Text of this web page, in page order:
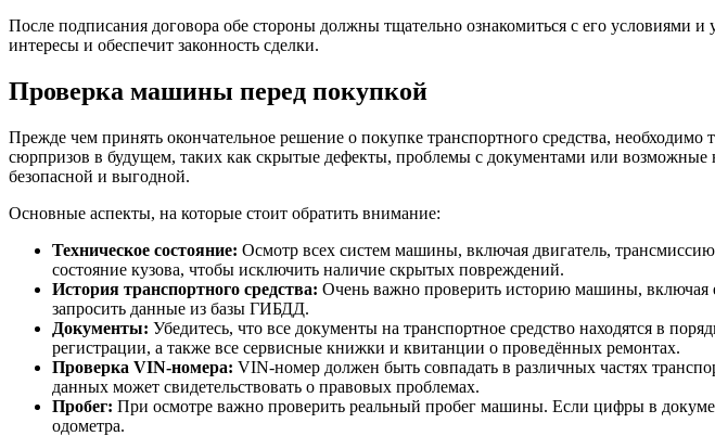
После подписания договора обе стороны должны тщательно ознакомиться с его
интересы и обеспечит законность сделки.
Проверка машины перед покупкой
Прежде чем принять окончательное решение о покупке транспортного средства,
сюрпризов в будущем, таких как скрытые дефекты, проблемы с документами или возможные
безопасной и выгодной.
Основные аспекты, на которые стоит обратить внимание:
Техническое состояние: Осмотр всех систем машины, включая двигатель,
состояние кузова, чтобы исключить наличие скрытых повреждений.
История транспортного средства: Очень важно проверить историю машины, включая
запросить данные из базы ГИБДД.
Документы: Убедитесь, что все документы на транспортное средство находятся в
регистрации, а также все сервисные книжки и квитанции о проведённых ремонтах.
Проверка VIN-номера: VIN-номер должен быть совпадать в различных частях
данных может свидетельствовать о правовых проблемах.
Пробег: При осмотре важно проверить реальный пробег машины. Если цифры в
одометра.